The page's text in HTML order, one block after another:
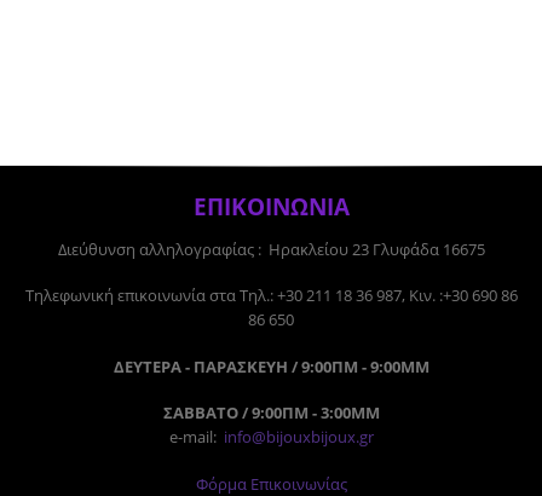
ΕΠΙΚΟΙΝΩΝΙΑ
Διεύθυνση αλληλογραφίας : Ηρακλείου 23 Γλυφάδα 16675
Tηλεφωνική επικοινωνία στα Τηλ.: +30 211 18 36 987, Κιν. :+30 690 86
86 650
ΔΕΥΤΕΡΑ - ΠΑΡΑΣΚΕΥΗ / 9:00ΠΜ - 9:00ΜΜ
ΣΑΒΒΑΤΟ / 9:00ΠΜ - 3:00ΜΜ
e-mail: info@bijouxbijoux.gr
Φόρμα Επικοινωνίας